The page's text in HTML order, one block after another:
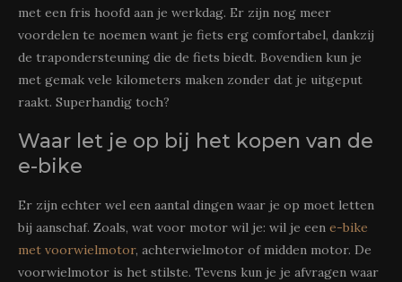
met een fris hoofd aan je werkdag. Er zijn nog meer
voordelen te noemen want je fiets erg comfortabel, dankzij
de trapondersteuning die de fiets biedt. Bovendien kun je
met gemak vele kilometers maken zonder dat je uitgeput
raakt. Superhandig toch?
Waar let je op bij het kopen van de
e-bike
Er zijn echter wel een aantal dingen waar je op moet letten
bij aanschaf. Zoals, wat voor motor wil je: wil je een e-bike
met voorwielmotor, achterwielmotor of midden motor. De
voorwielmotor is het stilste. Tevens kun je je afvragen waar